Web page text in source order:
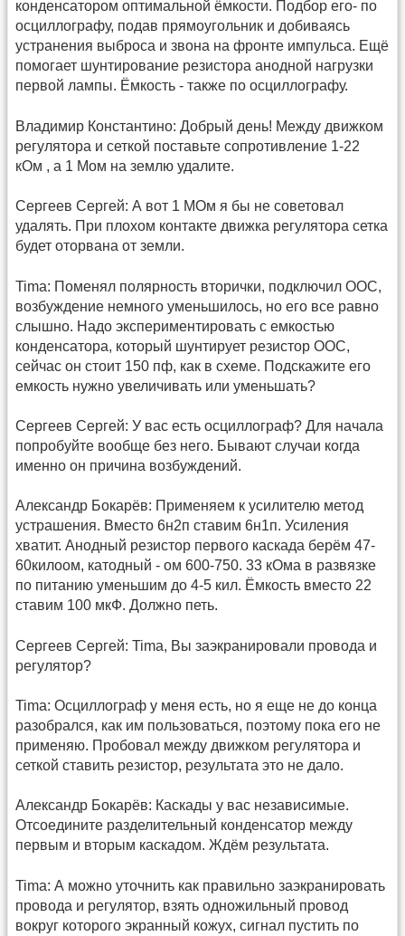
конденсатором оптимальной ёмкости. Подбор его- по
осциллографу, подав прямоугольник и добиваясь
устранения выброса и звона на фронте импульса. Ещё
помогает шунтирование резистора анодной нагрузки
первой лампы. Ёмкость - также по осциллографу.
Владимир Константино: Добрый день! Между движком
регулятора и сеткой поставьте сопротивление 1-22
кОм , а 1 Мом на землю удалите.
Сергеев Сергей: А вот 1 МОм я бы не советовал
удалять. При плохом контакте движка регулятора сетка
будет оторвана от земли.
Tima: Поменял полярность вторички, подключил ООС,
возбуждение немного уменьшилось, но его все равно
слышно. Надо экспериментировать с емкостью
конденсатора, который шунтирует резистор ООС,
сейчас он стоит 150 пф, как в схеме. Подскажите его
емкость нужно увеличивать или уменьшать?
Сергеев Сергей: У вас есть осциллограф? Для начала
попробуйте вообще без него. Бывают случаи когда
именно он причина возбуждений.
Александр Бокарёв: Применяем к усилителю метод
устрашения. Вместо 6н2п ставим 6н1п. Усиления
хватит. Анодный резистор первого каскада берём 47-
60килоом, катодный - ом 600-750. 33 кОма в развязке
по питанию уменьшим до 4-5 кил. Ёмкость вместо 22
ставим 100 мкФ. Должно петь.
Сергеев Сергей: Tima, Вы заэкранировали провода и
регулятор?
Tima: Осциллограф у меня есть, но я еще не до конца
разобрался, как им пользоваться, поэтому пока его не
применяю. Пробовал между движком регулятора и
сеткой ставить резистор, результата это не дало.
Александр Бокарёв: Каскады у вас независимые.
Отсоедините разделительный конденсатор между
первым и вторым каскадом. Ждём результата.
Tima: А можно уточнить как правильно заэкранировать
провода и регулятор, взять одножильный провод
вокруг которого экранный кожух, сигнал пустить по